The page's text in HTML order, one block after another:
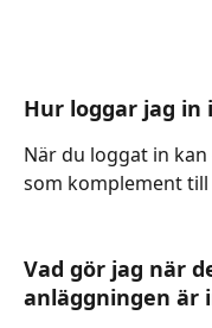
Hur loggar jag in
När du loggat in
som komplement till
Vad gör jag när
anläggningen är